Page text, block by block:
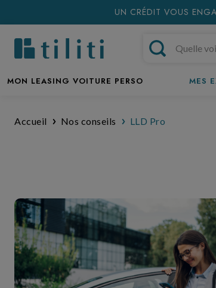
UN CRÉDIT VOUS
MON LEASING VOITURE PERSO MES
Accueil Nos conseils LLD Pro